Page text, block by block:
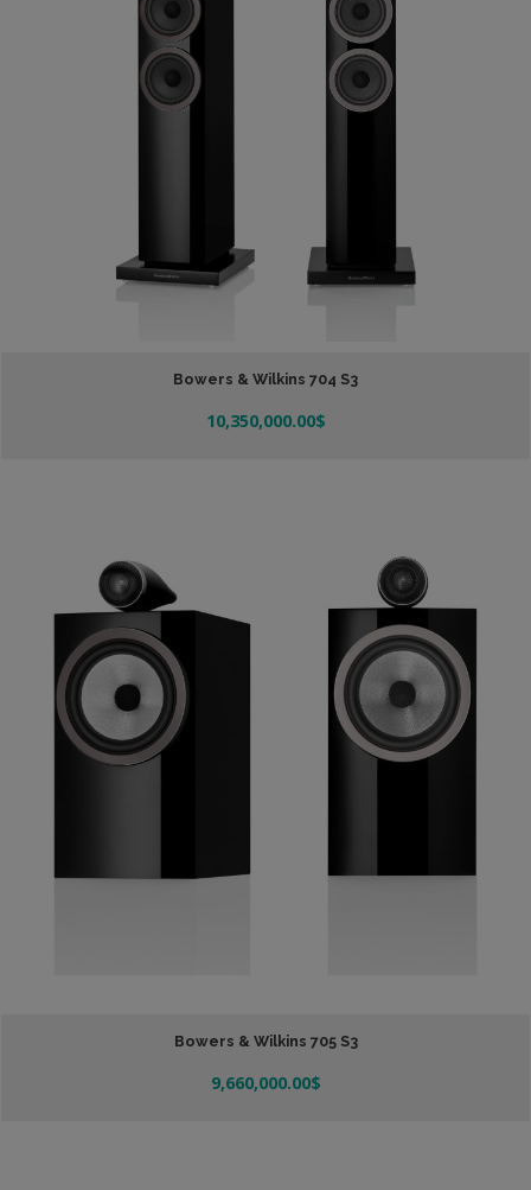
Bowers & Wilkins 704 S3
10,350,000.00$
Añadir Al Carrito
Bowers & Wilkins 705 S3
9,660,000.00$
Añadir Al Carrito